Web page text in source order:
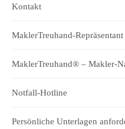
Kontakt
MaklerTreuhand-
MaklerTreuhand® – Makler-
Notfall-Hotline
Persönliche Unterlagen